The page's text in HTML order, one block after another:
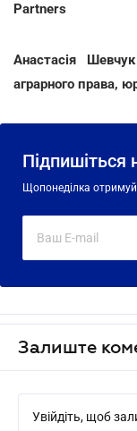
Partners
Анастасія
аграрного права,
Підпишіться
Щопонеділка
Залиште
Увійдіть, щоб